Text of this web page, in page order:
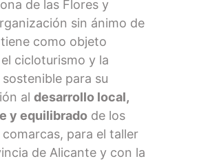
de las Flores y
sin ánimo de
como objeto
cicloturismo y la
para su
aldesarrollo local,
y equilibrado de los
para el taller
de Alicante y con la